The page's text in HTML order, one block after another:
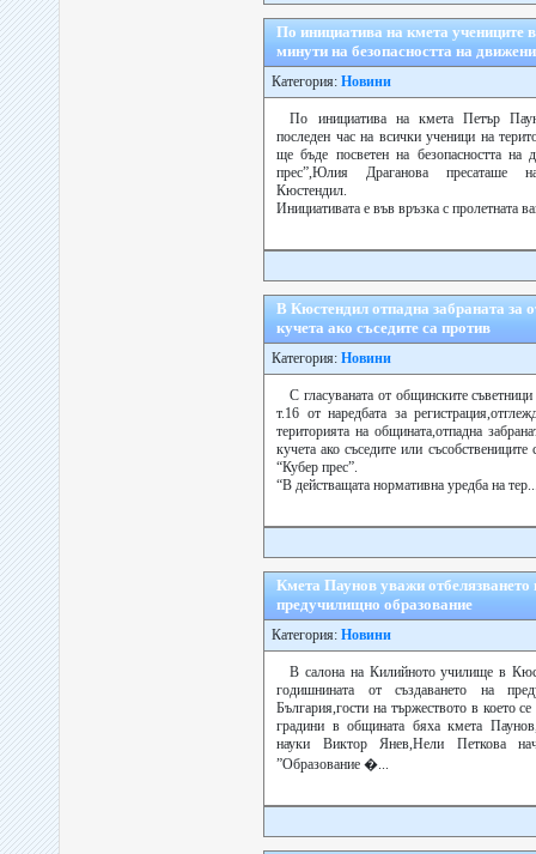
По инициатива на кмета учениците
минути на безопасността на
Категория: Новини
По инициатива на кмета Петър
последен час на всички ученици на
ще бъде посветен на безопасността на
прес”,Юлия Драганова пресаташе
Кюстендил.
Инициативата е във връзка с пролетната
В Кюстендил отпадна забраната за
кучета ако съседите са против
Категория: Новини
С гласуваната от общинските
т.16 от наредбата за
територията на общината,отпадна
кучета ако съседите или
“Кубер прес”.
“В действащата нормативна уредба на
Кмета Паунов уважи
предучилищно образование
Категория: Новини
В салона на Килийното училище в
годишнината от създаването на
България,гости на тържеството в което
градини в общината бяха кмета
науки Виктор Янев,Нели Петкова
”Образование �...